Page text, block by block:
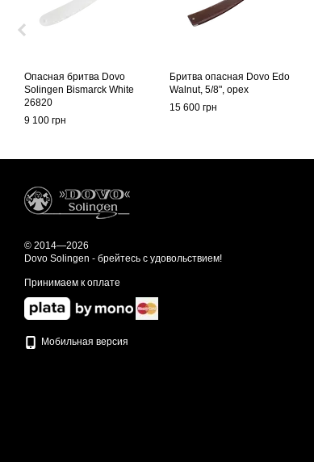
Опасная бритва Dovo
Solingen Bismarck White
26820
9 100 грн
Бритва опасная Dovo Edo
Walnut, 5/8", орех
15 600 грн
© 2014—2026
Dovo Solingen - брейтесь с удовольствием!
Принимаем к оплате
Мобильная версия